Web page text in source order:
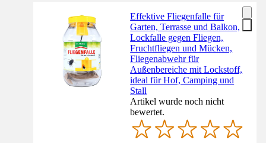
Effektive Fliegenfalle für
Garten, Terrasse und Balkon,
Lockfalle gegen Fliegen,
Fruchtfliegen und Mücken,
Fliegenabwehr für
Außenbereiche mit Lockstoff,
ideal für Hof, Camping und
Stall
Artikel wurde noch nicht
bewertet.